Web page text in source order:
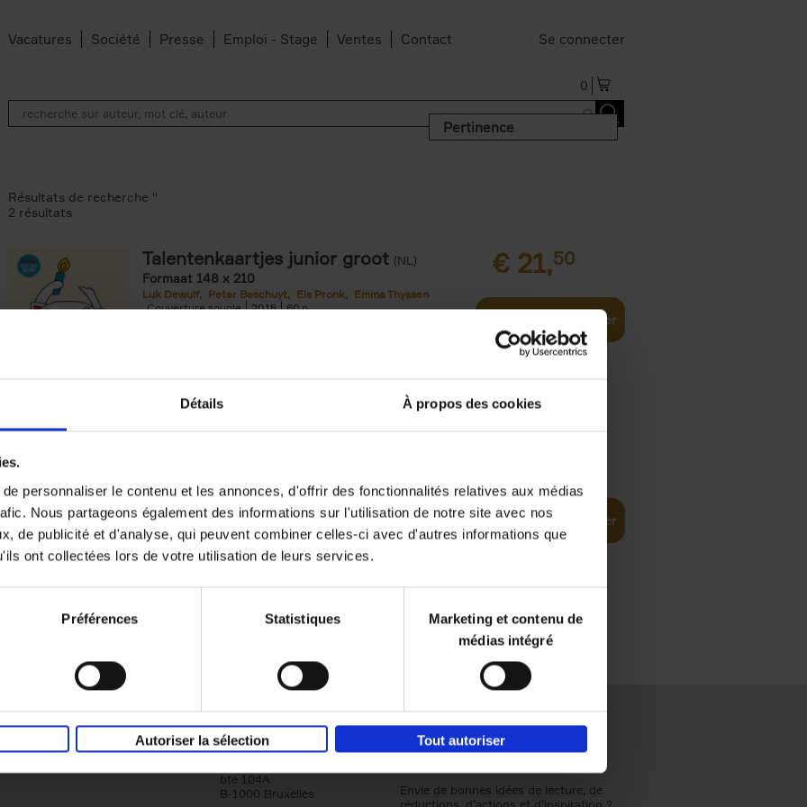
Détails À propos des cookies
personnaliser le contenu et les annonces, d'offrir des fonctionnalités relatives aux médias
Nous partageons également des informations sur l'utilisation de notre site avec nos
de publicité et d'analyse, qui peuvent combiner celles-ci avec d'autres informations que
ont collectées lors de votre utilisation de leurs services.
Préférences Statistiques
Marketing et contenu de
médias intégré
Autoriser la sélection Tout autoriser
Vacatures Société Presse Emploi - Stage Ventes Contact Se connecter
0
Pertinence
filter
Résultats de recherche ''
2 résultats
Talentenkaartjes junior groot (NL)
Formaat 148 x 210
Luk Dewulf Peter Beschuyt Els Pronk
Emma Thyssen
Couverture souple
2018 60
€ 21,50
Ajouter au panier
Couverture souple
2012 139
Ajouter au panier
Société
Qui sommes-nous?
Éditions Racine
Tour & Taxis
bte 104A
B-1000 Bruxelles
Envie de bonnes idées de lecture, de